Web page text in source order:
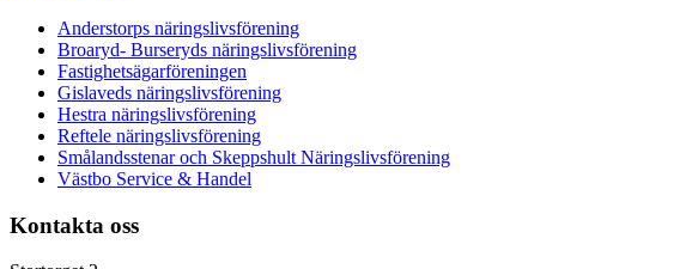
Anderstorps näringslivsförening
Broaryd- Burseryds näringslivsförening
Fastighetsägarföreningen
Gislaveds näringslivsförening
Hestra näringslivsförening
Reftele näringslivsförening
Smålandsstenar och Skeppshult Näringslivsförening
Västbo Service & Handel
Kontakta oss